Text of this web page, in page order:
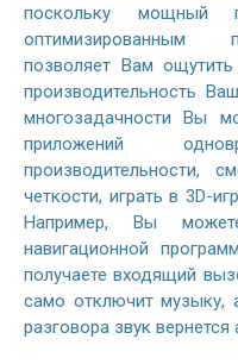
поскольку мощный
оптимизированным
позволяет Вам
производительность
многозадачности Вы
приложений
производительности,
четкости, играть в 3D-
Например, Вы
навигационной
получаете входящий
само отключит музыку,
разговора звук вернется